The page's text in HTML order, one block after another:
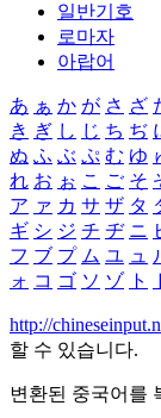
일반기호
로마자
아랍어
あ ぁ か が さ ざ
き ぎ し じ ち ぢ
ぬ ふ ぶ ぷ む ゆ
れ お ぉ こ ご そ
ア ァ カ サ ザ タ
ギ シ ジ チ ヂ ニ
フ ブ プ ム ユ ュ
ォ コ ゴ ソ ゾ ト
http://
할 수 있습니다.
변환된 중국어를